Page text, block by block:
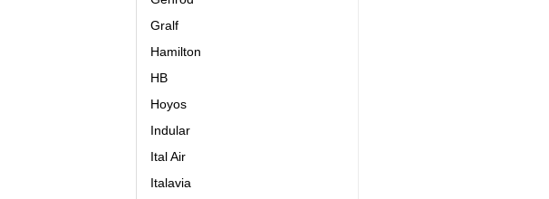
Gralf
Hamilton
HB
Hoyos
Indular
Ital Air
Italavia